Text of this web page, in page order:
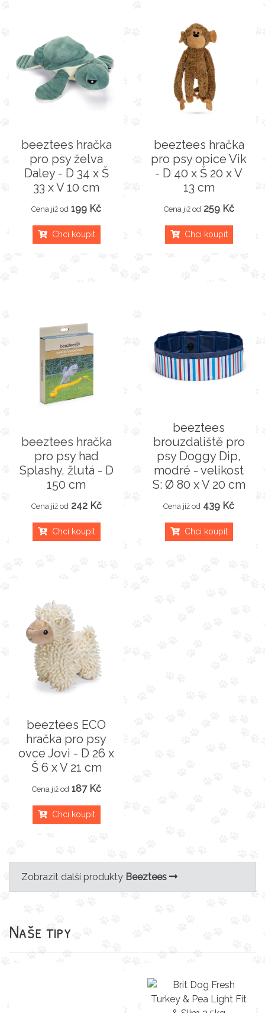
beeztees hračka
pro psy želva
Daley - D 34 x Š
33 x V 10 cm
Cena již od 199 Kč
Chci koupit
beeztees hračka
pro psy opice Vik
- D 40 x Š 20 x V
13 cm
Cena již od 259 Kč
Chci koupit
beeztees hračka
pro psy had
Splashy, žlutá - D
150 cm
Cena již od 242 Kč
Chci koupit
beeztees
brouzdaliště pro
psy Doggy Dip,
modré - velikost
S: Ø 80 x V 20 cm
Cena již od 439 Kč
Chci koupit
beeztees ECO
hračka pro psy
ovce Jovi - D 26 x
Š 6 x V 21 cm
Cena již od 187 Kč
Chci koupit
Zobrazit další produkty Beeztees
Naše tipy